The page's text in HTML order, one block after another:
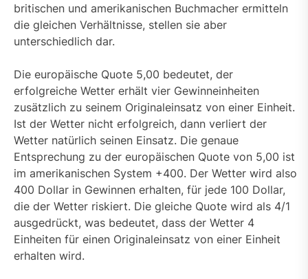
britischen und amerikanischen Buchmacher ermitteln
die gleichen Verhältnisse, stellen sie aber
unterschiedlich dar.
Die europäische Quote 5,00 bedeutet, der
erfolgreiche Wetter erhält vier Gewinneinheiten
zusätzlich zu seinem Originaleinsatz von einer Einheit.
Ist der Wetter nicht erfolgreich, dann verliert der
Wetter natürlich seinen Einsatz. Die genaue
Entsprechung zu der europäischen Quote von 5,00 ist
im amerikanischen System +400. Der Wetter wird also
400 Dollar in Gewinnen erhalten, für jede 100 Dollar,
die der Wetter riskiert. Die gleiche Quote wird als 4/1
ausgedrückt, was bedeutet, dass der Wetter 4
Einheiten für einen Originaleinsatz von einer Einheit
erhalten wird.